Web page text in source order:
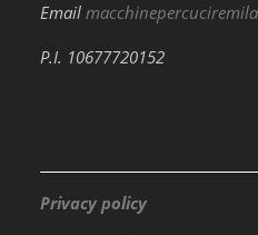
Email
P.I. 10677720152
Privacy policy